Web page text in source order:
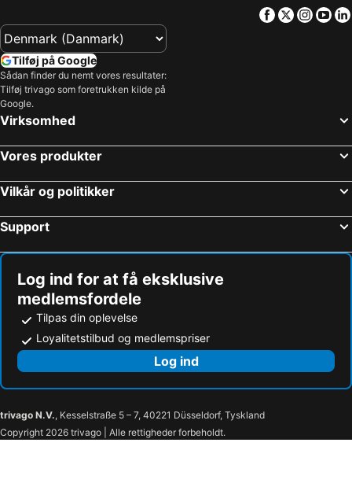
Facebook
Twitter
Tilføj på Google
Sådan finder du nemt vores resultater:
Tilføj trivago som foretrukken kilde på
Google.
Virksomhed
Vores produkter
Vilkår og politikker
Support
Log ind for at få eksklusive
medlemsfordele
Tilpas din oplevelse
Loyalitetstilbud og medlemspriser
Log ind
trivago N.V., Kesselstraße 5 – 7, 40221 Düsseldorf, Tyskland
Copyright 2026 trivago | Alle rettigheder forbeholdt.